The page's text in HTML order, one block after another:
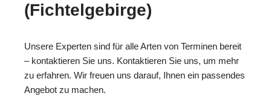
(Fichtelgebirge)
Unsere Experten sind für alle Arten von Terminen bereit
– kontaktieren Sie uns. Kontaktieren Sie uns, um mehr
zu erfahren. Wir freuen uns darauf, Ihnen ein passendes
Angebot zu machen.